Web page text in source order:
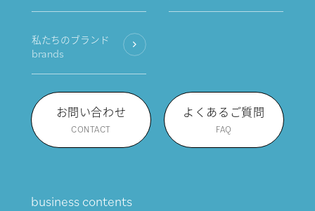
私たちのブランド
brands
お問い合わせ
CONTACT
よくあるご質問
FAQ
business contents